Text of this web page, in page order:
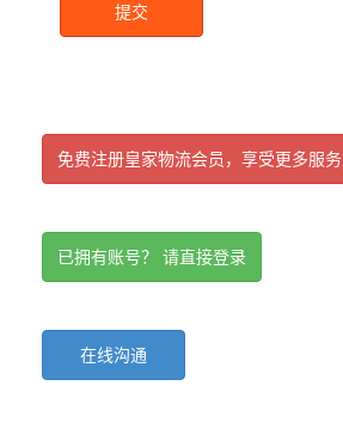
提交
免费注册皇家物流会员，享受更多服务
已拥有账号？ 请直接登录
在线沟通